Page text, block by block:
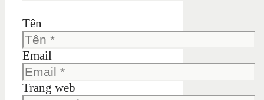
Tên
Email
Trang web